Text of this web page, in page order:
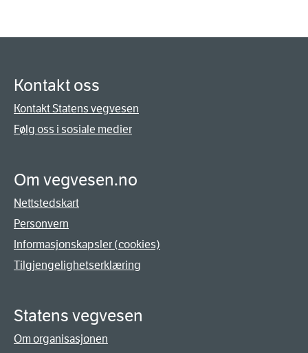
Kontakt oss
Kontakt Statens vegvesen
Følg oss i sosiale medier
Om vegvesen.no
Nettstedskart
Personvern
Informasjonskapsler (cookies)
Tilgjengelighetserklæring
Statens vegvesen
Om organisasjonen